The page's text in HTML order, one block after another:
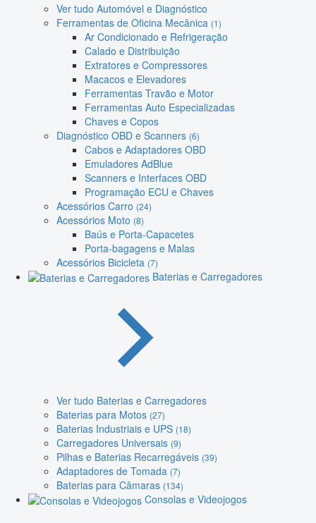
Ver tudo Automóvel e Diagnóstico
Ferramentas de Oficina Mecânica (1)
Ar Condicionado e Refrigeração
Calado e Distribuição
Extratores e Compressores
Macacos e Elevadores
Ferramentas Travão e Motor
Ferramentas Auto Especializadas
Chaves e Copos
Diagnóstico OBD e Scanners (6)
Cabos e Adaptadores OBD
Emuladores AdBlue
Scanners e Interfaces OBD
Programação ECU e Chaves
Acessórios Carro (24)
Acessórios Moto (8)
Baús e Porta-Capacetes
Porta-bagagens e Malas
Acessórios Bicicleta (7)
Baterias e Carregadores
Ver tudo Baterias e Carregadores
Baterias para Motos (27)
Baterias Industriais e UPS (18)
Carregadores Universais (9)
Pilhas e Baterias Recarregáveis (39)
Adaptadores de Tomada (7)
Baterias para Câmaras (134)
Consolas e Videojogos